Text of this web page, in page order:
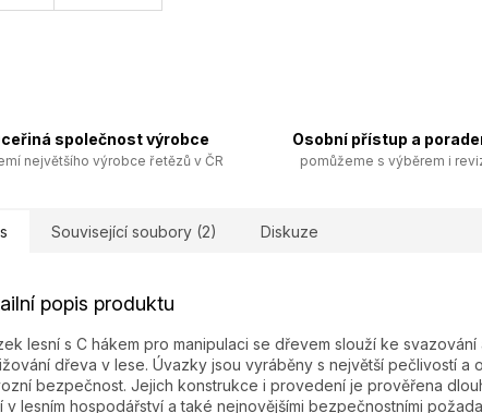
společnost výrobce
největšího výrobce řetězů v ČR
Osobní přístup a
pomůžeme s výběrem i
Související soubory (2) Diskuze
popis produktu
lesní s C hákem pro manipulaci se dřevem slouží ke svazování
dřeva v lese. Úvazky jsou vyráběny s největší pečlivostí a
bezpečnost. Jejich konstrukce i provedení je prověřena
v lesním hospodářství a také nejnovějšími bezpečnostními